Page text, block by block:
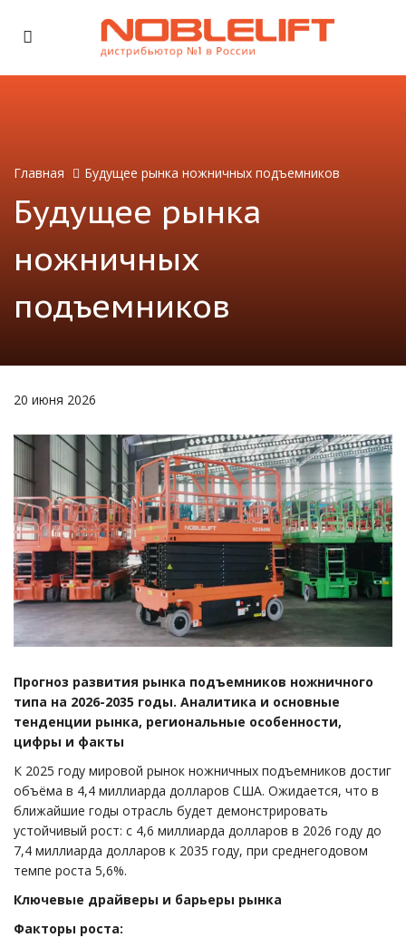
Главная Будущее рынка ножничных подъемников
Будущее рынка
ножничных
подъемников
20 июня 2026
Прогноз развития рынка подъемников ножничного
типа на 2026-2035 годы. Аналитика и основные
тенденции рынка, региональные особенности,
цифры и факты
К 2025 году мировой рынок ножничных подъемников достиг
объёма в 4,4 миллиарда долларов США. Ожидается, что в
ближайшие годы отрасль будет демонстрировать
устойчивый рост: с 4,6 миллиарда долларов в 2026 году до
7,4 миллиарда долларов к 2035 году, при среднегодовом
темпе роста 5,6%.
Ключевые драйверы и барьеры рынка
Факторы роста: